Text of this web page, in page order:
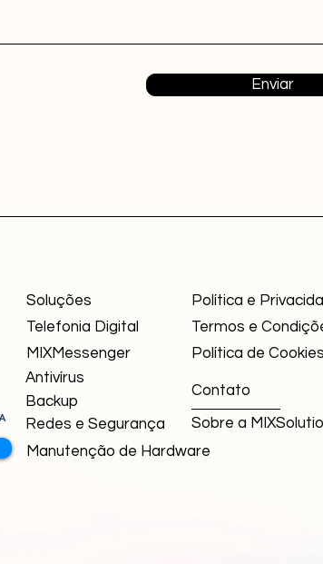
Enviar
Soluções
Telefonia Digital
MIXMessenger
Antivírus
Backup
Redes e Segurança
Política e
Termos e
Política de Cookies
Contato
Sobre a
Manutenção de Hardware